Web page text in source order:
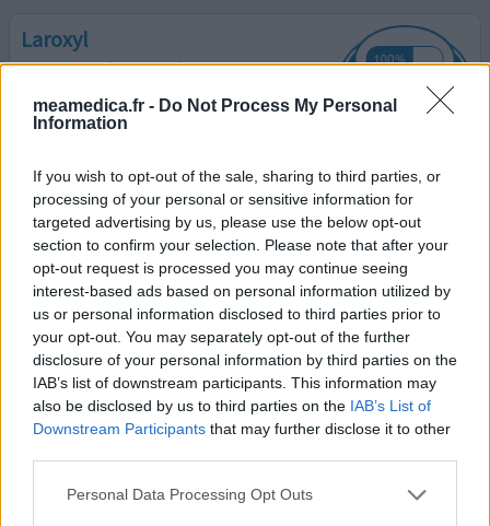
meamedica.fr - Do Not Process My Personal
Information
If you wish to opt-out of the sale, sharing to third parties, or
processing of your personal or sensitive information for
targeted advertising by us, please use the below opt-out
section to confirm your selection. Please note that after your
opt-out request is processed you may continue seeing
interest-based ads based on personal information utilized by
us or personal information disclosed to third parties prior to
your opt-out. You may separately opt-out of the further
disclosure of your personal information by third parties on the
IAB’s list of downstream participants. This information may
also be disclosed by us to third parties on the IAB’s List of
Downstream Participants that may further disclose it to other
Personal Data Processing Opt Outs
Laroxyl
14/11/2022 | Femme | 37
Migraine
Quantité effets secondaires
Sur les conseils de ma neurologue, j'ai commencé laroxyl
il y a 3 ans environ. Mes migraines ont sensiblement
diminuées et elle sont aussi moins violentes. J'ai pas
remarqué d'effet secondaire particulier. Sauf celui de ne
pas l'arrêter d'un coup (erreur faite dans les début, et je
suis pas prête de recommencer. Je me suis tapée la plus
grosse migraine de ma vie). Je pr...lire la suite
votre avis 0 réactions